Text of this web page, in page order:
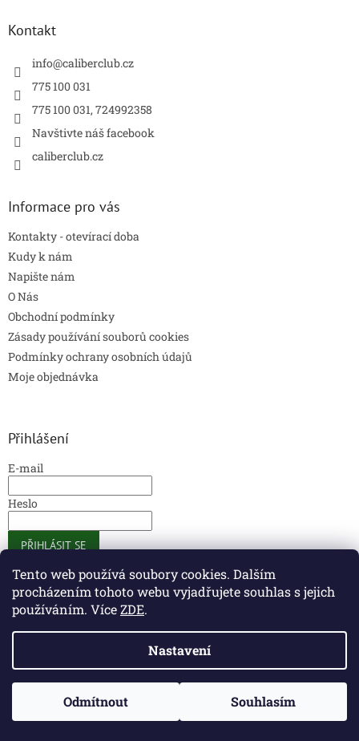
Tento web používá soubory cookies. Dalším
procházením tohoto webu vyjadřujete souhlas s jejich
používáním. VíceZDE.
Nastavení
Odmítnout Souhlasím
Kontakt
info@caliberclub.cz
775 100 031
775 100 031, 724992358
Navštivte náš facebook
caliberclub.cz
Informace pro vás
Kontakty - otevírací doba
Kudy k nám
Napište nám
O Nás
Obchodní podmínky
Zásady používání souborů cookies
Podmínky ochrany osobních údajů
Moje objednávka
Přihlášení
E-mail
Heslo
PŘIHLÁSIT SE
Nová registrace Zapomenuté heslo
Caliber Coffee Caliber Coffee
Vytvořil Shoptet